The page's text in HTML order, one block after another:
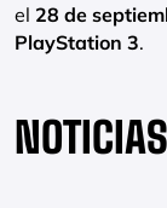
el 28 de
PlayStation 3.